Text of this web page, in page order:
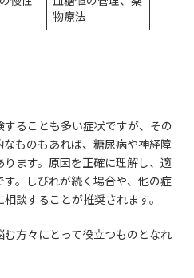
物療法
ることも多い症状ですが、その
ものもあれば、糖尿病や神経障
ます。原因を正確に理解し、適
。しびれが続く場合や、他の症
談することが推奨されます。
方々にとって役立つものとなれ